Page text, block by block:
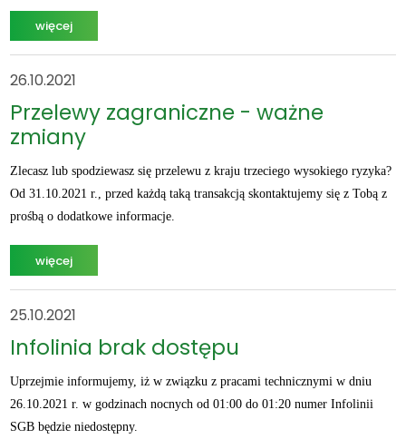
więcej
26.10.2021
Przelewy zagraniczne - ważne
zmiany
Zlecasz lub spodziewasz się przelewu z kraju trzeciego wysokiego ryzyka?
Od 31.10.2021 r., przed każdą taką transakcją skontaktujemy się z Tobą z
prośbą o dodatkowe informacje.
więcej
25.10.2021
Infolinia brak dostępu
Uprzejmie informujemy, iż w związku z pracami technicznymi w dniu
26.10.2021 r. w godzinach nocnych od 01:00 do 01:20 numer Infolinii
SGB będzie niedostępny.